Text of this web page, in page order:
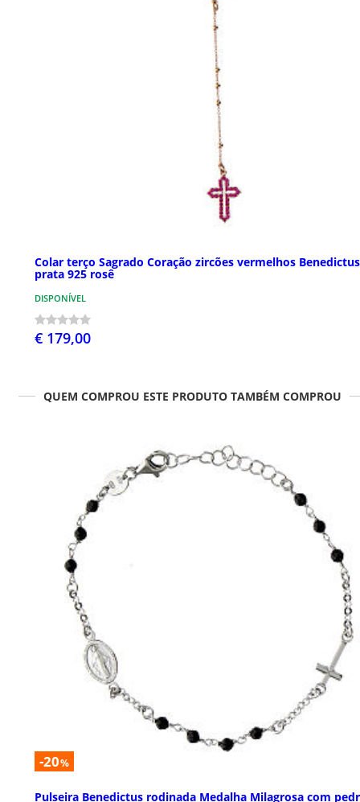
Colar terço Sagrado Coração zircões vermelhos Benedictus
prata 925 rosê
DISPONÍVEL
€ 179,00
QUEM COMPROU ESTE PRODUTO TAMBÉM COMPROU
-20%
Pulseira Benedictus rodinada Medalha Milagrosa com